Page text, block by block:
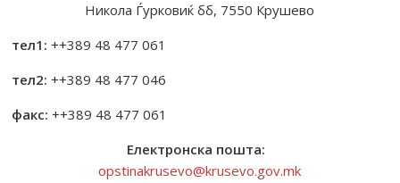
Никола Ѓурковиќ бб, 7550 Крушево
тел1: ++389 48 477 061
тел2: ++389 48 477 046
факс: ++389 48 477 061
Електронска пошта:
opstinakrusevo@krusevo.gov.mk